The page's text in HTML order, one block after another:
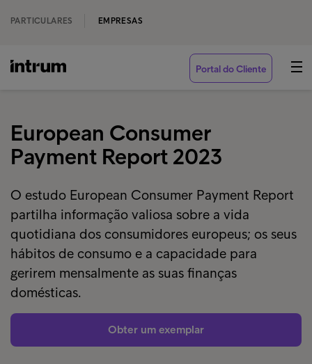
PARTICULARES EMPRESAS
Portal do Cliente
European Consumer
Payment Report 2023
O estudo European Consumer Payment Report
partilha informação valiosa sobre a vida
quotidiana dos consumidores europeus; os seus
hábitos de consumo e a capacidade para
gerirem mensalmente as suas finanças
domésticas.
Obter um exemplar